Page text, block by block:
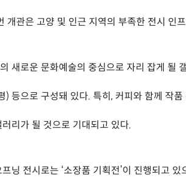
개관은 고양 및 인근 지역의 부족한 전시 인
새로운 문화예술의 중심으로 자리 잡게 될
) 등으로 구성돼 있다. 특히, 커피와 함께 작
러리가 될 것으로 기대되고 있다.
프닝 전시로는 ‘소장품 기획전’이 진행되고